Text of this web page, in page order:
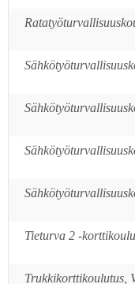
Tieturva 2 -
Trukkikorttikoulutus,